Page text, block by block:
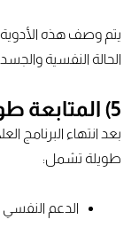
يتم وصف هذه
الحالة النفسية
5) المتابعة طويلة المدى لمنع الانتكاسة
بعد انتهاء البرنامج
طويلة تشمل:
الدعم النفسي